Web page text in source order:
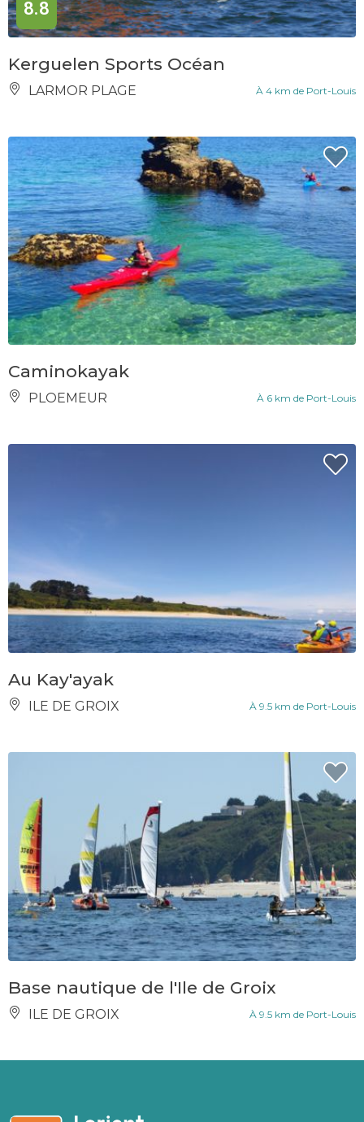
8.8
Kerguelen Sports Océan
LARMOR PLAGE À 4 km de Port-Louis
Caminokayak
PLOEMEUR À 6 km de Port-Louis
Au Kay'ayak
ILE DE GROIX À 9.5 km de Port-Louis
Base nautique de l'Ile de Groix
ILE DE GROIX À 9.5 km de Port-Louis